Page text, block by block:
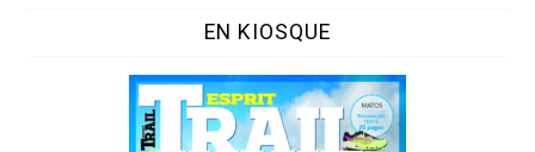
EN KIOSQUE